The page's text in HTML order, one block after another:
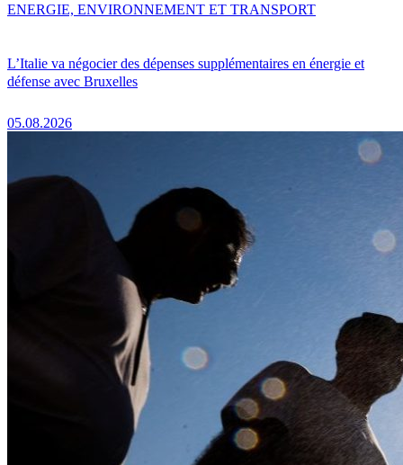
L’Italie va négocier des dépenses supplémentaires en énergie et
défense avec Bruxelles
05.08.2026
ENERGIE, ENVIRONNEMENT ET TRANSPORT